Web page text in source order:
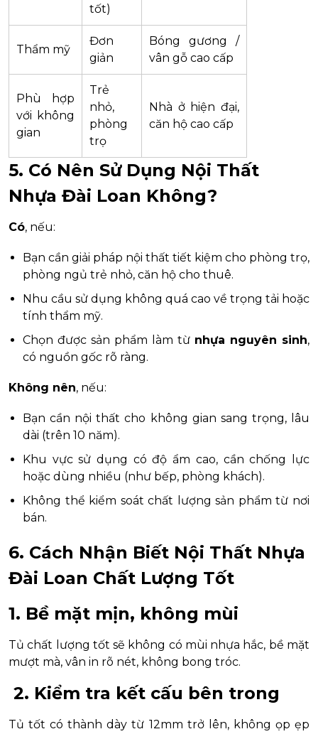
tốt)
Thẩm mỹ
Đơn
giản
Bóng gương /
vân gỗ cao cấp
Phù hợp
với không
gian
Trẻ
nhỏ,
phòng
trọ
Nhà ở hiện đại,
căn hộ cao cấp
5. Có Nên Sử Dụng Nội Thất
Nhựa Đài Loan Không?
Có, nếu:
Bạn cần giải pháp nội thất tiết kiệm cho phòng trọ,
phòng ngủ trẻ nhỏ, căn hộ cho thuê.
Nhu cầu sử dụng không quá cao về trọng tải hoặc
tính thẩm mỹ.
Chọn được sản phẩm làm từ nhựa nguyên sinh,
có nguồn gốc rõ ràng.
Không nên, nếu:
Bạn cần nội thất cho không gian sang trọng, lâu
dài (trên 10 năm).
Khu vực sử dụng có độ ẩm cao, cần chống lực
hoặc dùng nhiều (như bếp, phòng khách).
Không thể kiểm soát chất lượng sản phẩm từ nơi
bán.
6. Cách Nhận Biết Nội Thất Nhựa
Đài Loan Chất Lượng Tốt
1. Bề mặt mịn, không mùi
Tủ chất lượng tốt sẽ không có mùi nhựa hắc, bề mặt
mượt mà, vân in rõ nét, không bong tróc.
2. Kiểm tra kết cấu bên trong
Tủ tốt có thành dày từ 12mm trở lên, không ọp ẹp